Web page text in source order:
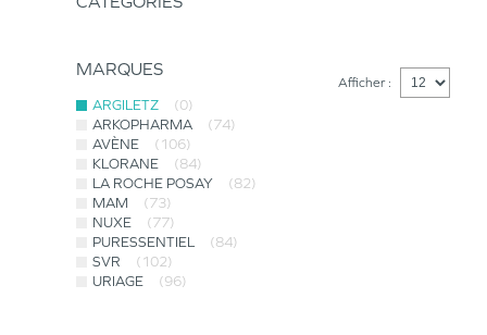
MARQUES
ARGILETZ
(0)
ARKOPHARMA
(74)
AVÈNE
(106)
KLORANE
(84)
LA ROCHE POSAY
(82)
MAM
(73)
NUXE
(77)
PURESSENTIEL
(84)
SVR
(102)
URIAGE
(96)
Afficher :